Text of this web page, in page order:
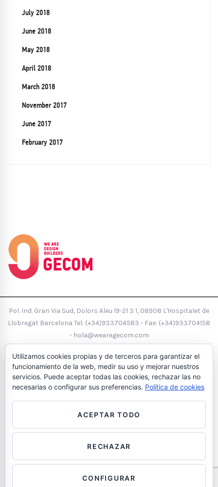
July 2018
June 2018
May 2018
April 2018
March 2018
November 2017
June 2017
February 2017
Pol. Ind. Gran Via Sud, Dolors Aleu 19-21 3 1, 08908 L'Hospitalet de
Llobregat Barcelona Tel: (+34)933704583 - Fax: (+34)933704158
- hola@wearegecom.com
de calidad
Diseño e Interiorismo de Oficinas
Utilizamos cookies propias y de terceros para garantizar el
funcionamiento de la web, medir su uso y mejorar nuestros
servicios. Puede aceptar todas las cookies, rechazar las no
necesarias o configurar sus preferencias. Política de cookies
ACEPTAR TODO
RECHAZAR
CONFIGURAR
Contáctanos